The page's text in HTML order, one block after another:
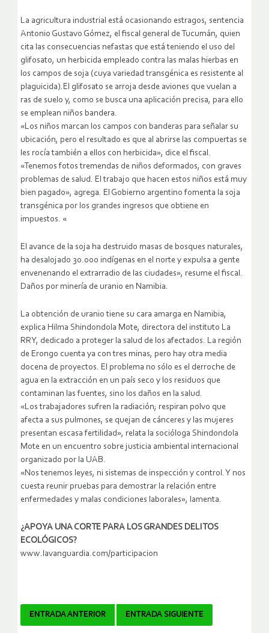
La agricultura industrial está ocasionando estragos, sentencia
Antonio Gustavo Gómez, el fiscal general de Tucumán, quien
cita las consecuencias nefastas que está teniendo el uso del
glifosato, un herbicida empleado contra las malas hierbas en
los campos de soja (cuya variedad transgénica es resistente al
plaguicida).El glifosato se arroja desde aviones que vuelan a
ras de suelo y, como se busca una aplicación precisa, para ello
se emplean niños bandera.
«Los niños marcan los campos con banderas para señalar su
ubicación, pero el resultado es que al abrirse las compuertas se
les rocía también a ellos con herbicida», dice el fiscal.
«Tenemos fotos tremendas de niños deformados, con graves
problemas de salud. El trabajo que hacen estos niños está muy
bien pagado», agrega. El Gobierno argentino fomenta la soja
transgénica por los grandes ingresos que obtiene en
impuestos. «
El avance de la soja ha destruido masas de bosques naturales,
ha desalojado 30.000 indígenas en el norte y expulsa a gente
envenenando el extrarradio de las ciudades», resume el fiscal.
Daños por minería de uranio en Namibia.
La obtención de uranio tiene su cara amarga en Namibia,
explica Hilma Shindondola Mote, directora del instituto La
RRY, dedicado a proteger la salud de los afectados. La región
de Erongo cuenta ya con tres minas, pero hay otra media
docena de proyectos. El problema no sólo es el derroche de
agua en la extracción en un país seco y los residuos que
contaminan las fuentes, sino los daños en la salud.
«Los trabajadores sufren la radiación; respiran polvo que
afecta a sus pulmones, se quejan de cánceres y las mujeres
presentan escasa fertilidad», relata la socióloga Shindondola
Mote en un encuentro sobre justicia ambiental internacional
organizado por la UAB.
«Nos tenemos leyes, ni sistemas de inspección y control. Y nos
cuesta reunir pruebas para demostrar la relación entre
enfermedades y malas condiciones laborales», lamenta.
¿APOYA UNA CORTE PARA LOS GRANDES DELITOS
ECOLÓGICOS?
www.lavanguardia.com/participacion
Navegador
ENTRADA ANTERIOR ENTRADA SIGUIENTE